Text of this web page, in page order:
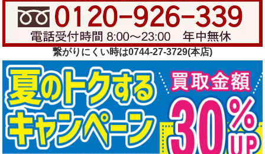
繋がりにくい時は0744-27-3729(本店)